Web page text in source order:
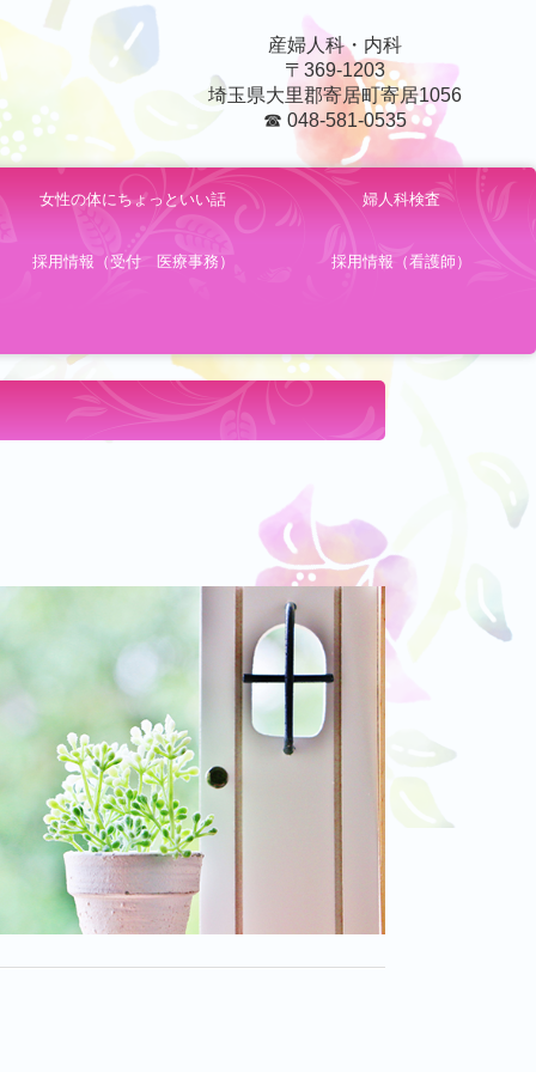
産婦人科・内科
〒369-1203
埼玉県大里郡寄居町寄居1056
☎ 048-581-0535
女性の体にちょっといい話 婦人科検査
採用情報（受付 医療事務） 採用情報（看護師）